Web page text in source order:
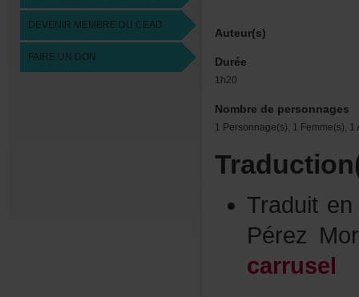
DEVENIRMEMBREDUCEAD
FAIREUNDON
Auteur(s)
Durée
1h20
Nombredepersonnages
carrusel